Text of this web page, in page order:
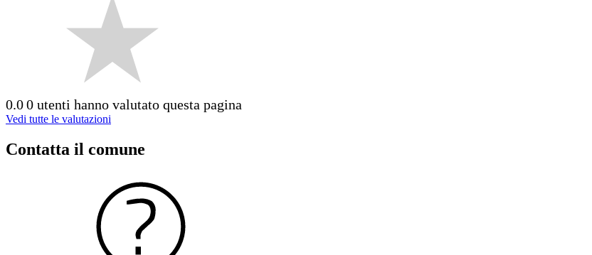
0.00 utenti hanno valutato questa pagina
Vedi tutte le valutazioni
Contatta il comune